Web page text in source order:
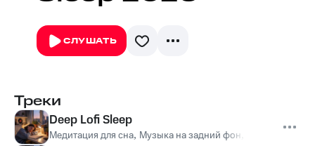
СЛУШАТЬ
Треки
Deep Lofi Sleep
Медитация для сна, Музыка на задний фон